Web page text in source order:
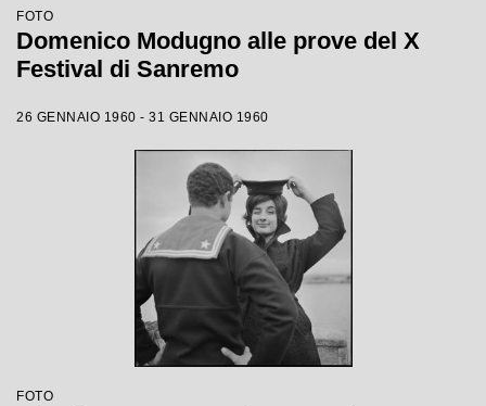
FOTO
Domenico Modugno alle prove del X
Festival di Sanremo
26 GENNAIO 1960 - 31 GENNAIO 1960
FOTO